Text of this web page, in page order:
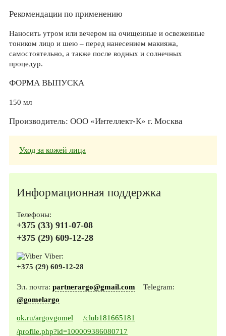
Рекомендации по применению
Наносить утром или вечером на очищенные и освеженные
тоником лицо и шею – перед нанесением макияжа,
самостоятельно, а также после водных и солнечных
процедур.
ФОРМА ВЫПУСКА
150 мл
Производитель: ООО «Интеллект-К» г. Москва
Уход за кожей лица
Информационная поддержка
Телефоны:
+375 (33) 911-07-08
+375 (29) 609-12-28
Viber:
+375 (29) 609-12-28
Эл. почта: partnerargo@gmail.comTelegram:
@gomelargo
ok.ru/argovgomel
/club181665181
/profile.php?id=100009386080717